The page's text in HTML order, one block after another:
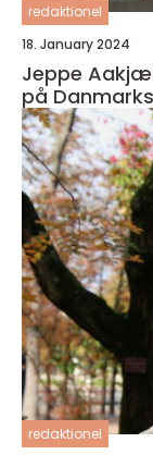
redaktionel
18. January 2024
Jeppe
på
redaktionel